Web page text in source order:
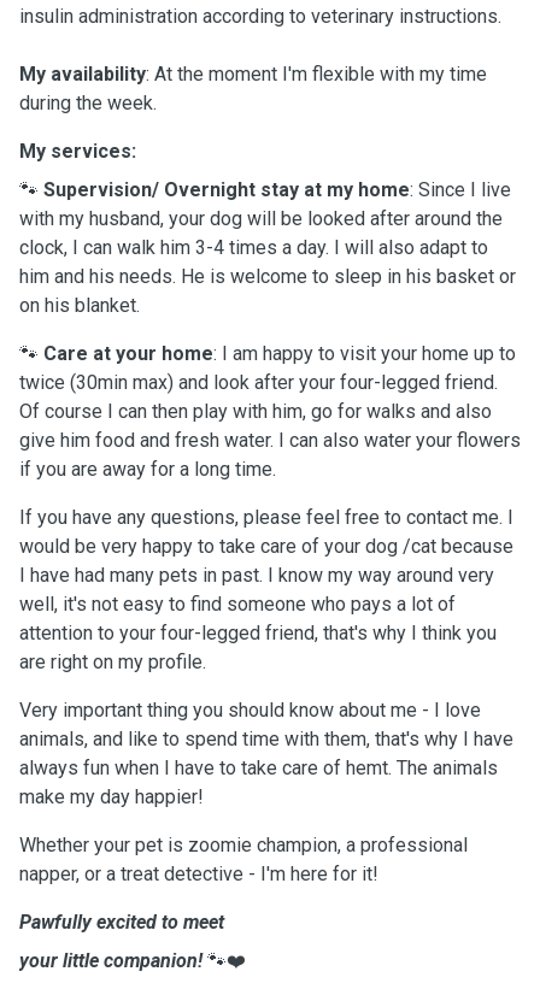
insulin administration according to veterinary instructions.
My availability: At the moment I'm flexible with my time
during the week.
My services:
🐾 Supervision/ Overnight stay at my home: Since I live
with my husband, your dog will be looked after around the
clock, I can walk him 3-4 times a day. I will also adapt to
him and his needs. He is welcome to sleep in his basket or
on his blanket.
🐾 Care at your home: I am happy to visit your home up to
twice (30min max) and look after your four-legged friend.
Of course I can then play with him, go for walks and also
give him food and fresh water. I can also water your flowers
if you are away for a long time.
If you have any questions, please feel free to contact me. I
would be very happy to take care of your dog /cat because
I have had many pets in past. I know my way around very
well, it's not easy to find someone who pays a lot of
attention to your four-legged friend, that's why I think you
are right on my profile.
Very important thing you should know about me - I love
animals, and like to spend time with them, that's why I have
always fun when I have to take care of hemt. The animals
make my day happier!
Whether your pet is zoomie champion, a professional
napper, or a treat detective - I'm here for it!
Pawfully excited to meet
your little companion!🐾❤️